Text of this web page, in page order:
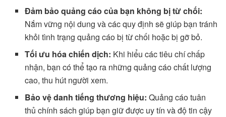
Đảm bảo quảng cáo của bạn không bị từ chối:
Nắm vững nội dung và các quy định sẽ giúp bạn tránh
khỏi tình trạng quảng cáo bị từ chối hoặc bị gỡ bỏ.
Tối ưu hóa chiến dịch: Khi hiểu các tiêu chí chấp
nhận, bạn có thể tạo ra những quảng cáo chất lượng
cao, thu hút người xem.
Bảo vệ danh tiếng thương hiệu: Quảng cáo tuân
thủ chính sách giúp bạn giữ được uy tín và độ tin cậy